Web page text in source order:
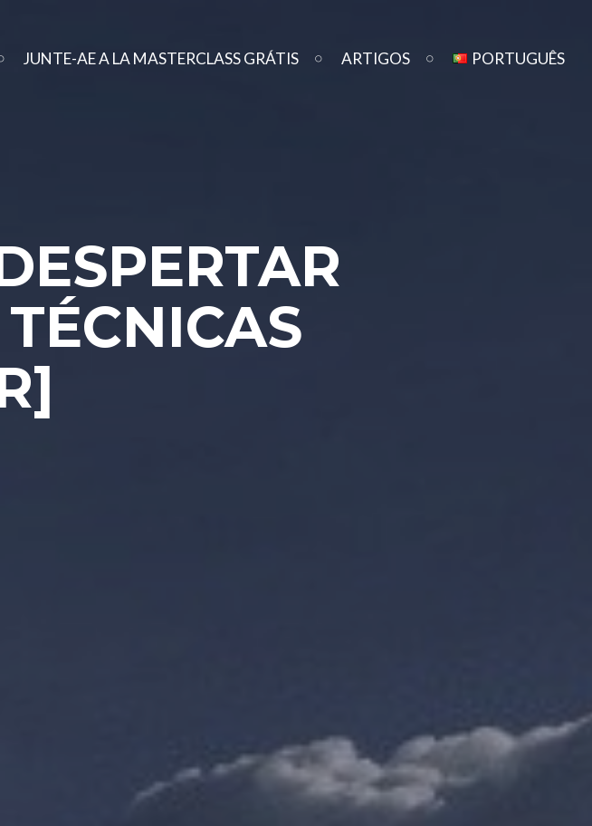
JUNTE-AE A LA MASTERCLASS GRÁTIS ARTIGOS PORTUGUÊS